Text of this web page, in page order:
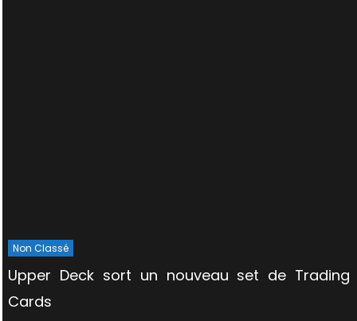
Non Classé
Upper Deck sort un nouveau set de Trading
Cards